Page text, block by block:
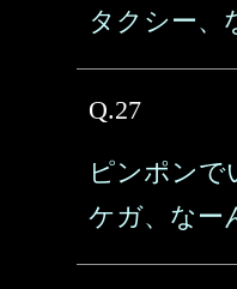
タクシー、
Q.27
ピンポンで
ケガ、なー